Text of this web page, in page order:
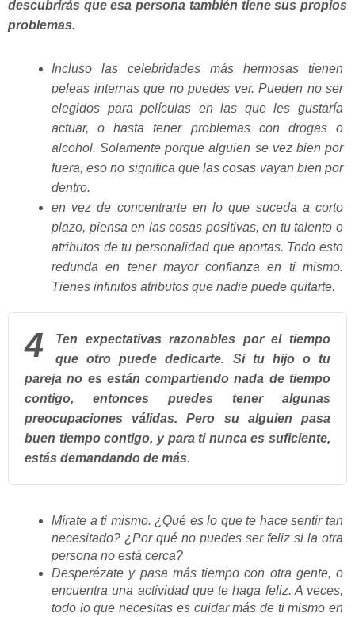
descubrirás que esa persona también tiene sus propios
problemas.
Incluso las celebridades más hermosas tienen
peleas internas que no puedes ver. Pueden no ser
elegidos para películas en las que les gustaría
actuar, o hasta tener problemas con drogas o
alcohol. Solamente porque alguien se vez bien por
fuera, eso no significa que las cosas vayan bien por
dentro.
en vez de concentrarte en lo que suceda a corto
plazo, piensa en las cosas positivas, en tu talento o
atributos de tu personalidad que aportas. Todo esto
redunda en tener mayor confianza en ti mismo.
Tienes infinitos atributos que nadie puede quitarte.
4
Ten expectativas razonables por el tiempo
que otro puede dedicarte. Si tu hijo o tu
pareja no es están compartiendo nada de tiempo
contigo, entonces puedes tener algunas
preocupaciones válidas. Pero su alguien pasa
buen tiempo contigo, y para ti nunca es suficiente,
estás demandando de más.
Mírate a ti mismo. ¿Qué es lo que te hace sentir tan
necesitado? ¿Por qué no puedes ser feliz si la otra
persona no está cerca?
Desperézate y pasa más tiempo con otra gente, o
encuentra una actividad que te haga feliz. A veces,
todo lo que necesitas es cuidar más de ti mismo en